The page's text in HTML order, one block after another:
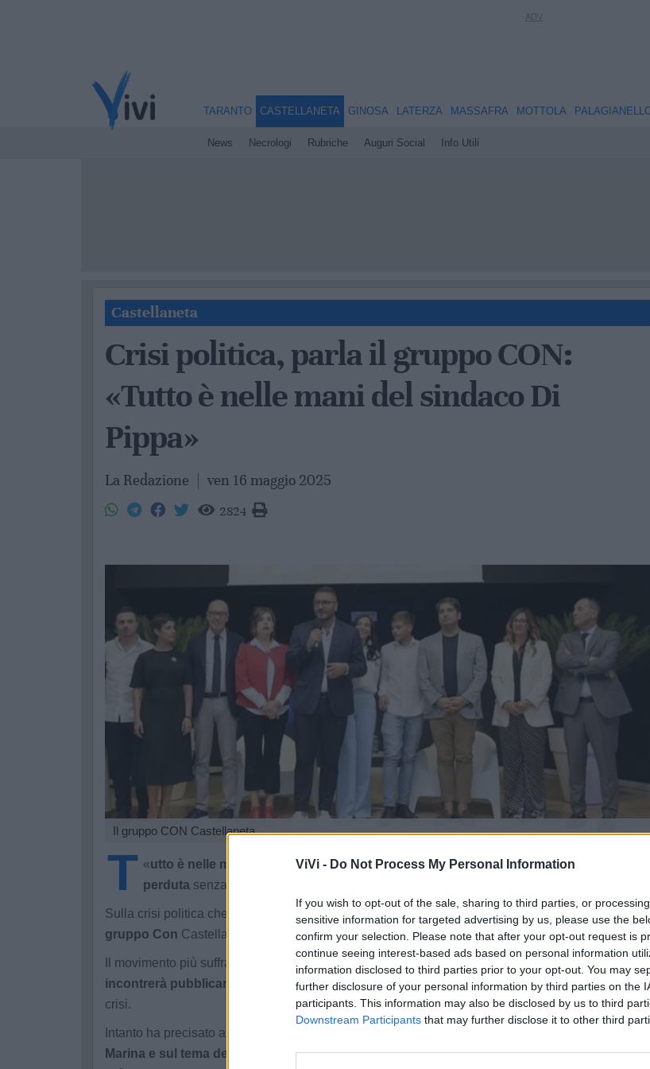
ViVi - Do Not Process My Personal Information
If you wish to opt-out of the sale, sharing to third parties, or
sensitive information for targeted advertising by us, please use the
confirm your selection. Please note that after your opt-out request is
continue seeing interest-based ads based on personal information
information disclosed to third parties prior to your opt-out. You may
further disclosure of your personal information by third parties on the
participants. This information may also be disclosed by us to third
Downstream Participants that may further disclose it to other third
TARANTO CASTELLANETA
News Necrologi Rubriche Auguri Social Info Utili
GINOSA LATERZA MASSAFRA MOTTOLA
Castellaneta
Crisi politica, parla il gruppo CON:
«Tutto è nelle mani del sindaco Di
Pippa»
La Redazione ven 16 maggio 2025
2824
Il gruppo CON Castellaneta
«
T
utto è nelle mani del sindaco sul quale incombe l'onere di recuperare la fiducia
perduta senza più infigimenti e mezze misure».
Sulla crisi politica che attanaglia l'amministrazione comunale torna a parlare pubblicamente
gruppo Con Castellaneta.
Il movimento più suffragato alle scorse elezioni comunali preannuncia che
nei prossimi giorni
incontrerà pubblicamente i cittadinie le associazioni per chiarire e approfondire le ragioni
crisi.
Intanto ha precisato alcuni aspetti: «
Marina e sul tema dell'utilizzo regolamentato delle piazze da parte delle attività commerciali